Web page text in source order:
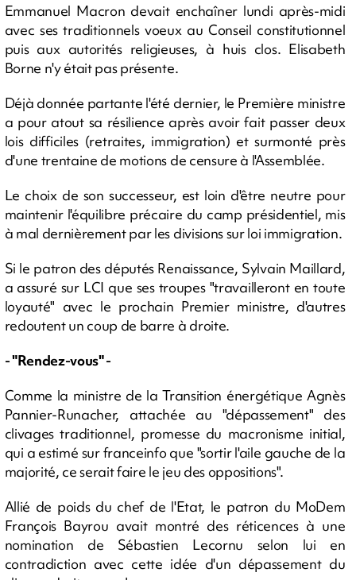
Emmanuel Macron devait enchaîner lundi après-midi
avec ses traditionnels voeux au Conseil constitutionnel
puis aux autorités religieuses, à huis clos. Elisabeth
Borne n'y était pas présente.
Déjà donnée partante l'été dernier, le Première ministre
a pour atout sa résilience après avoir fait passer deux
lois difficiles (retraites, immigration) et surmonté près
d'une trentaine de motions de censure à l'Assemblée.
Le choix de son successeur, est loin d'être neutre pour
maintenir l'équilibre précaire du camp présidentiel, mis
à mal dernièrement par les divisions sur loi immigration.
Si le patron des députés Renaissance, Sylvain Maillard,
a assuré sur LCI que ses troupes "travailleront en toute
loyauté" avec le prochain Premier ministre, d'autres
redoutent un coup de barre à droite.
- "Rendez-vous" -
Comme la ministre de la Transition énergétique Agnès
Pannier-Runacher, attachée au "dépassement" des
clivages traditionnel, promesse du macronisme initial,
qui a estimé sur franceinfo que "sortir l'aile gauche de la
majorité, ce serait faire le jeu des oppositions".
Allié de poids du chef de l'Etat, le patron du MoDem
François Bayrou avait montré des réticences à une
nomination de Sébastien Lecornu selon lui en
contradiction avec cette idée d'un dépassement du